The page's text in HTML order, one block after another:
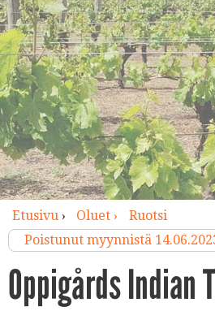
Etusivu› Oluet ›
Ruotsi
Poistunut myynnistä
Oppigårds Indian